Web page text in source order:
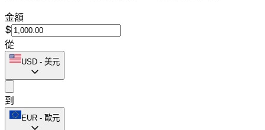
金額
$
從
USD - 美元
到
EUR - 歐元